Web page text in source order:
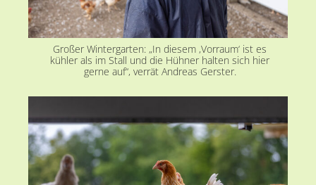
Großer Wintergarten: „In diesem ,Vorraum‘ ist es
kühler als im Stall und die Hühner halten sich hier
gerne auf“, verrät Andreas Gerster.